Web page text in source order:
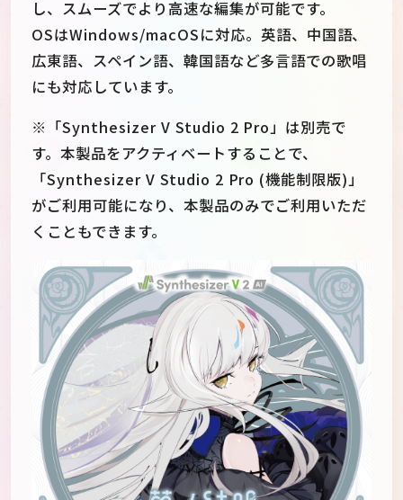
し、スムーズでより高速な編集が可能です。
OSはWindows/macOSに対応。英語、中国語、
広東語、スペイン語、韓国語など多言語での歌唱
にも対応しています。
※「Synthesizer V Studio 2 Pro」は別売で
す。本製品をアクティベートすることで、
「Synthesizer V Studio 2 Pro (機能制限版)」
がご利用可能になり、本製品のみでご利用いただ
くこともできます。